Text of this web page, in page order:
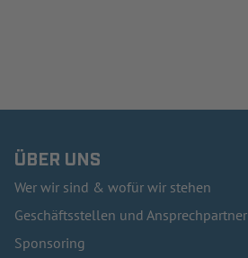
ÜBER UNS
Wer wir sind & wofür wir stehen
Geschäftsstellen und Ansprechpartner
Sponsoring